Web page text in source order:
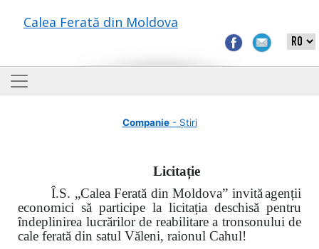
Calea Ferată din Moldova
Companie- Știri
Licitație
Î.S. „Calea Ferată din Moldova” invităagenții
economici să participe la licitația deschisă pentru
îndeplinirea lucrărilor de reabilitare a tronsonului de
cale ferată din satul Văleni, raionul Cahul!